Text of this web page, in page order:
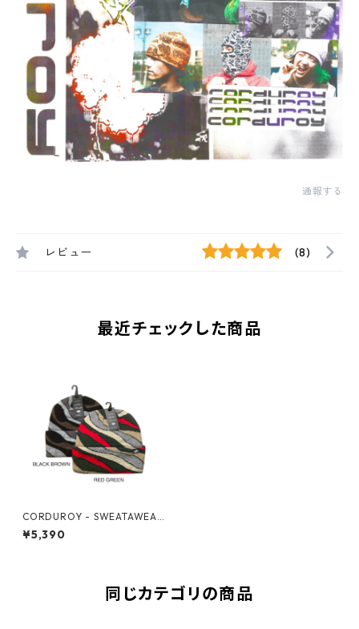
通報する
レビュー (8)
最近チェックした商品
CORDUROY - SWEATAWEAT
HA BEANIE -
¥5,390
同じカテゴリの商品